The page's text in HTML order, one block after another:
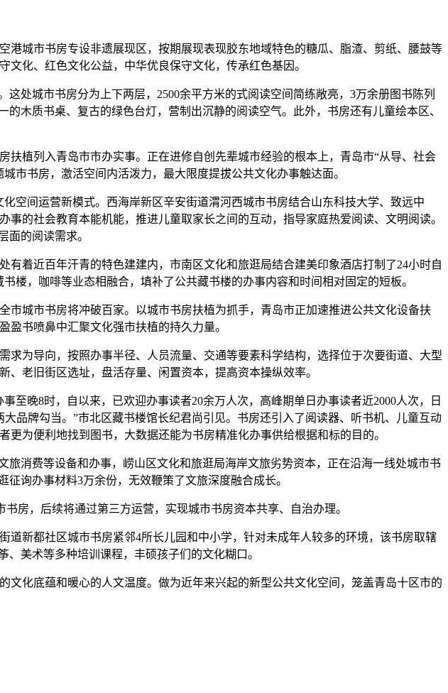
城市书房专设非遗展现区，按期展现表现胶东地域特色的糖瓜、脂渣、剪纸、腰鼓等
化、红色文化公益，中华优良保守文化，传承红色基因。
城市书房分为上下两层，2500余平方米的式阅读空间简练敞亮，3万余册图书陈列
木质书桌、复古的绿色台灯，营制出沉静的阅读空气。此外，书房还有儿童绘本区、
植列入青岛市市办实事。正在进修自创先辈城市经验的根本上，青岛市“从导、社会
市书房，激活空间内活泼力，最大限度提拔公共文化办事触达面。
间运营新模式。西海岸新区辛安街道渭河西城市书房结合山东科技大学、致远中
的社会教育本能机能，推进儿童取家长之间的互动，指导家庭热爱阅读、文明阅读。
面的阅读需求。
着近百年汗青的特色建建内，市南区文化和旅逛局结合建美印象酒店打制了24小时自
楼，咖啡等业态相融合，填补了公共藏书楼的办事内容和时间相对固定的短板。
城市书房将冲破百家。以城市书房扶植为抓手，青岛市正加速推进公共文化设备扶
书喷鼻中汇聚文化强市扶植的持久力量。
为导向，按照办事半径、人员流量、交通等要素科学结构，选择位于次要街道、大型
老旧街区选址，盘活存量、闲置资本，提高资本操纵效率。
晚8时，自以来，已欢迎办事读者20余万人次，高峰期单日办事读者近2000人次，日
品牌勾当。”市北区藏书楼馆长纪君尚引见。书房还引入了阅读器、听书机、儿童互动
为便利地找到图书，大数据还能为书房精准化办事供给根据和标的目的。
消费等设备和办事，崂山区文化和旅逛局海岸文旅劣势资本，正在沿海一线处城市书
询办事材料3万余份，无效鞭策了文旅深度融合成长。
房，后续将通过第三方运营，实现城市书房资本共享、自治办理。
新都社区城市书房紧邻4所长儿园和中小学，针对未成年人较多的环境，该书房取辖
美术等多种培训课程，丰硕孩子们的文化糊口。
化底蕴和暖心的人文温度。做为近年来兴起的新型公共文化空间，笼盖青岛十区市的